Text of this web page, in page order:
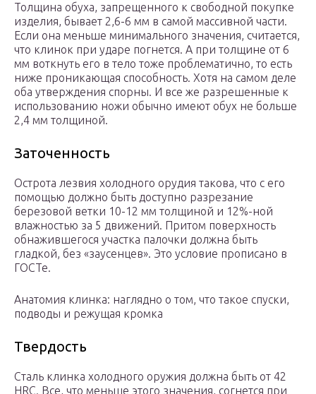
Толщина обуха, запрещенного к свободной покупке
изделия, бывает 2,6-6 мм в самой массивной части.
Если она меньше минимального значения, считается,
что клинок при ударе погнется. А при толщине от 6
мм воткнуть его в тело тоже проблематично, то есть
ниже проникающая способность. Хотя на самом деле
оба утверждения спорны. И все же разрешенные к
использованию ножи обычно имеют обух не больше
2,4 мм толщиной.
Заточенность
Острота лезвия холодного орудия такова, что с его
помощью должно быть доступно разрезание
березовой ветки 10-12 мм толщиной и 12%-ной
влажностью за 5 движений. Притом поверхность
обнажившегося участка палочки должна быть
гладкой, без «заусенцев». Это условие прописано в
ГОСТе.
Анатомия клинка: наглядно о том, что такое спуски,
подводы и режущая кромка
Твердость
Сталь клинка холодного оружия должна быть от 42
HRC. Все, что меньше этого значения, согнется при